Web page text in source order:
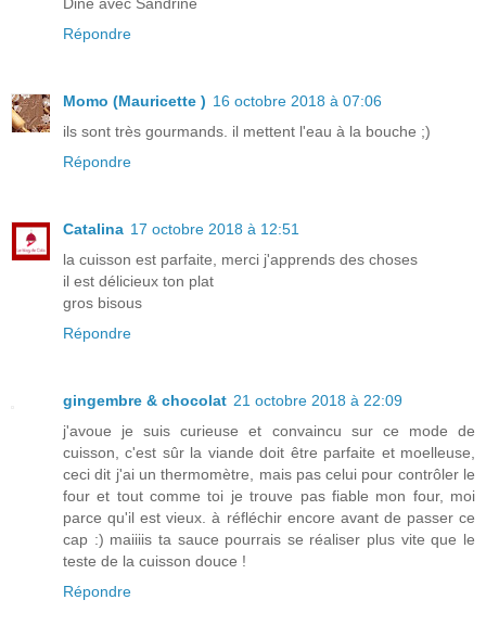
Dine avec Sandrine
Répondre
Momo (Mauricette ) 16 octobre 2018 à 07:06
ils sont très gourmands. il mettent l'eau à la bouche ;)
Répondre
Catalina 17 octobre 2018 à 12:51
la cuisson est parfaite, merci j'apprends des choses
il est délicieux ton plat
gros bisous
Répondre
gingembre & chocolat 21 octobre 2018 à 22:09
j'avoue je suis curieuse et convaincu sur ce mode de
cuisson, c'est sûr la viande doit être parfaite et moelleuse,
ceci dit j'ai un thermomètre, mais pas celui pour contrôler le
four et tout comme toi je trouve pas fiable mon four, moi
parce qu'il est vieux. à réfléchir encore avant de passer ce
cap :) maiiiis ta sauce pourrais se réaliser plus vite que le
teste de la cuisson douce !
Répondre